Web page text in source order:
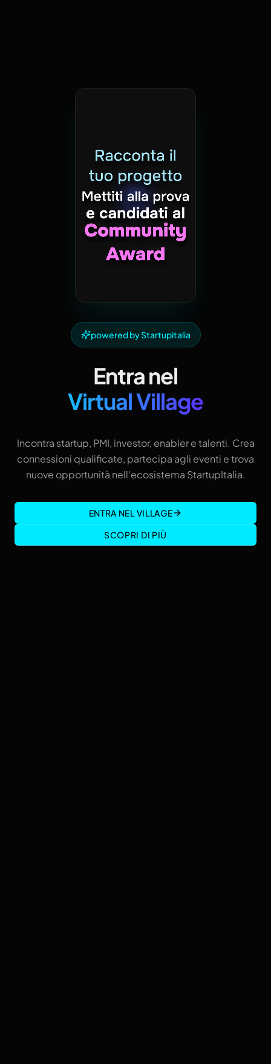
powered by Startupitalia
Entra nel
Virtual Village
Incontra startup, PMI, investor, enabler e talenti. Crea
connessioni qualificate, partecipa agli eventi e trova
nuove opportunità nell'ecosistema StartupItalia.
ENTRA NEL VILLAGE
SCOPRI DI PIÙ